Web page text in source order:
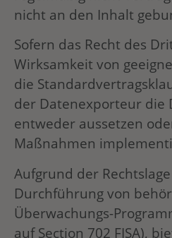
nicht an den Inhalt
Sofern das Recht des
Wirksamkeit von
die
der Datenexporteur
entweder aussetzen
Maßnahmen
Aufgrund der
Durchführung von
Überwachungs-
auf Section 702 FISA),